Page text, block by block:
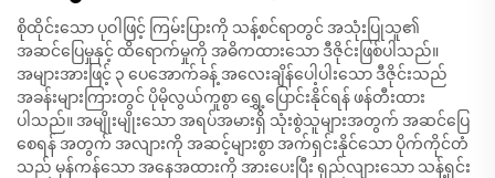
စိုထိုင်းသော ပုဝါဖြင့် ကြမ်းပြားကို သန့်စင်ရာတွင် အသုံးပြုသူ၏
အဆင်ပြေမှုနှင့် ထိရောက်မှုကို အဓိကထားသော ဒီဇိုင်းဖြစ်ပါသည်။
အများအားဖြင့် ၃ ပေအောက်ခန့် အလေးချိန်ပေါ့ပါးသော ဒီဇိုင်းသည်
အခန်းများကြားတွင် ပိုမိုလွယ်ကူစွာ ရွှေ့ပြောင်းနိုင်ရန် ဖန်တီးထား
ပါသည်။ အမျိုးမျိုးသော အရပ်အမားရှိ သုံးစွဲသူများအတွက် အဆင်ပြေ
စေရန် အတွက် အလျားကို အဆင့်များစွာ အက်ရှင်းနိုင်သော ပိုက်ကိုင်တံ
သည် မှန်ကန်သော အနေအထားကို အားပေးပြီး ရှည်လျားသော သန့်ရှင်း